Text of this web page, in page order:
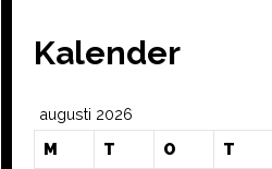
Kalender
augusti 2026
M
T O T